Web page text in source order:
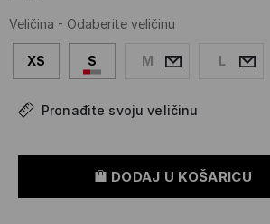
Veličina - Odaberite veličinu
XS S M L
Pronađite svoju veličinu
DODAJ U KOŠARICU